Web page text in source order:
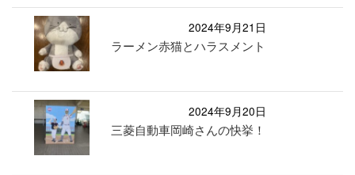
2024年9月21日
ラーメン赤猫とハラスメント
2024年9月20日
三菱自動車岡崎さんの快挙！